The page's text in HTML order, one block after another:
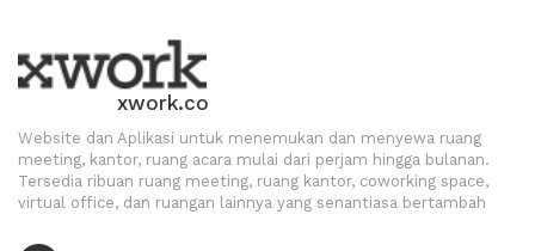
xwork.co
Website dan Aplikasi untuk menemukan dan menyewa ruang
meeting, kantor, ruang acara mulai dari perjam hingga bulanan.
Tersedia ribuan ruang meeting, ruang kantor, coworking space,
virtual office, dan ruangan lainnya yang senantiasa bertambah